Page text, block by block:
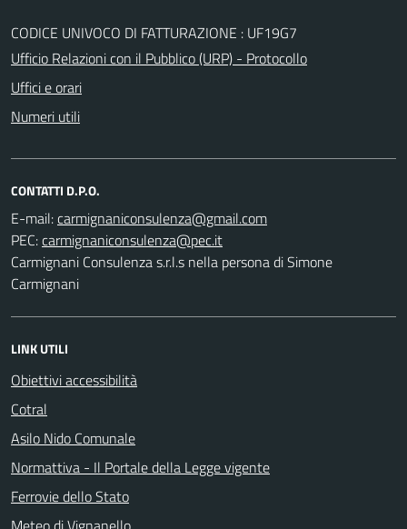
CODICE UNIVOCO DI FATTURAZIONE : UF19G7
Ufficio Relazioni con il Pubblico (URP) - Protocollo
Uffici e orari
Numeri utili
CONTATTI D.P.O.
E-mail:
PEC:
Carmignani Consulenza s.r.l.s nella persona di Simone
Carmignani
LINK UTILI
Obiettivi accessibilità
Cotral
Asilo Nido Comunale
Normattiva - Il Portale della Legge vigente
Ferrovie dello Stato